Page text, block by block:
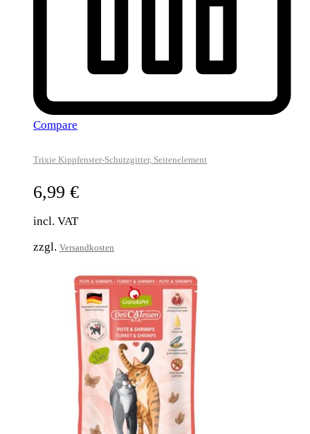
Compare
Trixie Kippfenster-Schutzgitter, Seitenelement
6,99 €
incl. VAT
zzgl. Versandkosten